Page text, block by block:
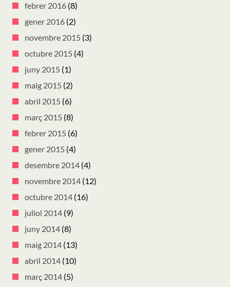
febrer 2016 (8)
gener 2016 (2)
novembre 2015 (3)
octubre 2015 (4)
juny 2015 (1)
maig 2015 (2)
abril 2015 (6)
març 2015 (8)
febrer 2015 (6)
gener 2015 (4)
desembre 2014 (4)
novembre 2014 (12)
octubre 2014 (16)
juliol 2014 (9)
juny 2014 (8)
maig 2014 (13)
abril 2014 (10)
març 2014 (5)